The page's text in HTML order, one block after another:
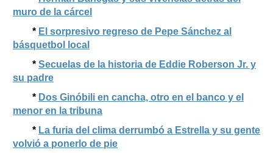
muro de la cárcel
* El sorpresivo regreso de Pepe Sánchez al
básquetbol local
* Secuelas de la historia de Eddie Roberson Jr. y
su padre
* Dos Ginóbili en cancha, otro en el banco y el
menor en la tribuna
* La furia del clima derrumbó a Estrella y su gente
volvió a ponerlo de pie